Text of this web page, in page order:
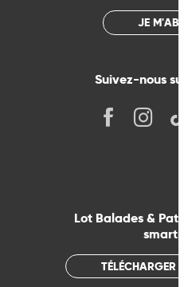
JE
Suivez-nous
Lot Balades &
TÉLÉCHARGER